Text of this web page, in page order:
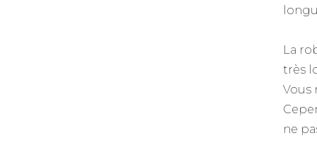
La
très
Vous
ne